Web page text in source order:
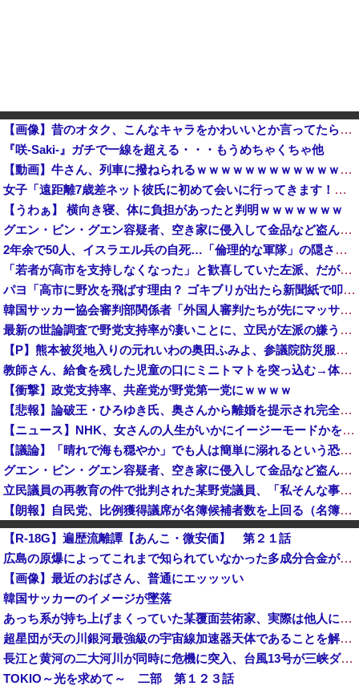
【画像】昔のオタク、こんなキャラをかわいいとか言ってたらしいｗｗｗ
『咲-Saki-』ガチで一線を超える・・・もうめちゃくちゃ他
【動画】牛さん、列車に撥ねられるｗｗｗｗｗｗｗｗｗｗｗｗｗｗｗｗｗｗｗｗ
女子「遠距離7歳差ネット彼氏に初めて会いに行ってきます！いざ東京🩷」 → 衝撃の展開にｗｗｗｗｗｗ
【うわぁ】 横向き寝、体に負担があったと判明ｗｗｗｗｗｗｗ
グエン・ビン・グエン容疑者、空き家に侵入して金品など盗んだ疑いで再逮捕 今年４月には別件で逮捕も不起訴になっていた
2年余で50人、イスラエル兵の自死…「倫理的な軍隊」の隠された傷！
「若者が高市を支持しなくなった」と歓喜していた左派、だが高市内閣が消費税減税を実現した結果……
パヨ「高市に野次を飛ばす理由？ ゴキブリが出たら新聞紙で叩くでしょ。それと同じで、人として当然の行動」
韓国サッカー協会審判部関係者「外国人審判たちが先にマッサージを望んだ」と主張 [8/10]
最新の世論調査で野党支持率が凄いことに、立民が左派の嫌う政策に賛同してしまった結果……
【P】熊本被災地入りの元れいわの奥田ふみよ、参議院防災服でお食事楽しむ写真投稿「同席者は笑顔にサムズアップ」
教師さん、給食を残した児童の口にミニトマトを突っ込む→体罰判定をもらってしまい、終わる・・・
【衝撃】政党支持率、共産党が野党第一党にｗｗｗｗ
【悲報】論破王・ひろゆき氏、奥さんから離婚を提示され完全敗北 → ｗｗｗｗｗｗｗｗｗｗｗｗｗｗｗｗ
【ニュース】NHK、女さんの人生がいかにイージーモードかをわかりやすく放送してしまうｗｗｗｗｗ
【議論】「晴れで海も穏やか」でも人は簡単に溺れるという恐怖……高齢者の海水浴はマジで危険なのか？
グエン・ビン・グエン容疑者、空き家に侵入して金品など盗んだ疑いで再逮捕 今年４月には別件で逮捕も不起訴になっていた
立民議員の再教育の件で批判された某野党議員、「私そんな事いってません！」と反論するも実際の動画を検証すると……
【朗報】自民党、比例獲得議席が名簿候補者数を上回る（名簿不足）の場合、「欠員」として扱う案を提示 比例復活当選の基準厳格化 ※前の衆院選、自民...
自衛隊指揮に国産AI、情報収集や分析担わせ迅速な意思決定…「サカナAI」有力・中国製排除！
日本、7月の倒産件数が今年最多の〇〇〇〇件 これがサナエノミクスなのか・・・？
グエン・ビン・グエン容疑者、空き家に侵入して金品など盗んだ疑いで再逮捕 今年４月には別件で逮捕も不起訴になっていた
【R-18G】遍歴流離譚【あんこ・微安価】 第２１話
広島の原爆によってこれまで知られていなかった多成分合金が生成されていたことが判明！
【画像】最近のおばさん、普通にエッッッい
韓国サッカーのイメージが墜落
あっち系が持ち上げまくっていた某覆面芸術家、実際は他人に迷惑をかけまくりだったと証明されてしまい……
超星団が天の川銀河最強級の宇宙線加速器天体であることを解明…岐阜大！
長江と黄河の二大河川が同時に危機に突入、台風13号が三峡ダムに襲い掛かった結果……
TOKIO～光を求めて～ 二部 第１２３話